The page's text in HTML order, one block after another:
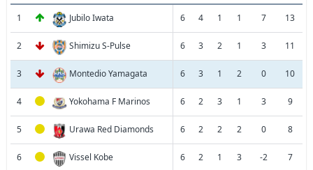
1 Jubilo Iwata 6 4 1 1 7 13
2 Shimizu S-Pulse 6 3 2 1 3 11
3 Montedio Yamagata 6 3 1 2 0 10
4 Yokohama F Marinos 6 2 3 1 3 9
5 Urawa Red Diamonds 6 2 2 2 0 8
6 Vissel Kobe 6 2 1 3 -2 7